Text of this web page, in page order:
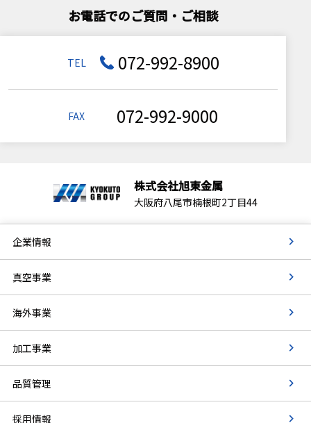
お電話でのご質問・ご相談
TEL 072-992-8900
FAX 072-992-9000
株式会社旭東金属
大阪府八尾市楠根町2丁目44
企業情報
真空事業
海外事業
加工事業
品質管理
採用情報